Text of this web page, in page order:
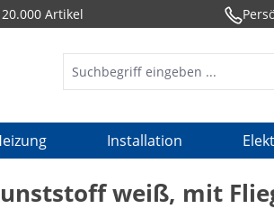
Artikel
Installation
weiß, mit